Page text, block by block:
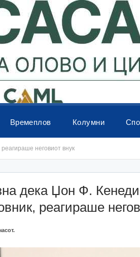
Времеплов Колумни
неговиот внук
дека Џон Ф.
реагираше